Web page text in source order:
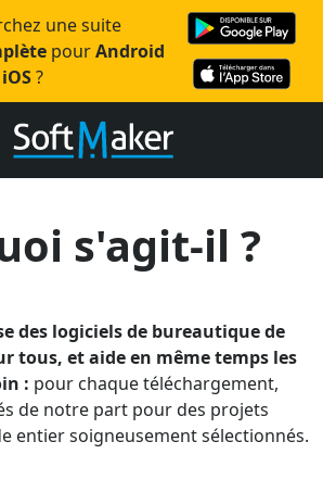
une suite
pourAndroid
?
s'agit-il ?
des logiciels de bureautique de
tous, et aide en même temps les
: pour chaque téléchargement,
de notre part pour des projets
entier soigneusement sélectionnés.